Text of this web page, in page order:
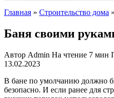
Главная » Строительство дома »
Баня своими
Автор Admin На чтение 7 мин
13.02.2023
В бане по умолчанию должно
безопасно. И если ранее для